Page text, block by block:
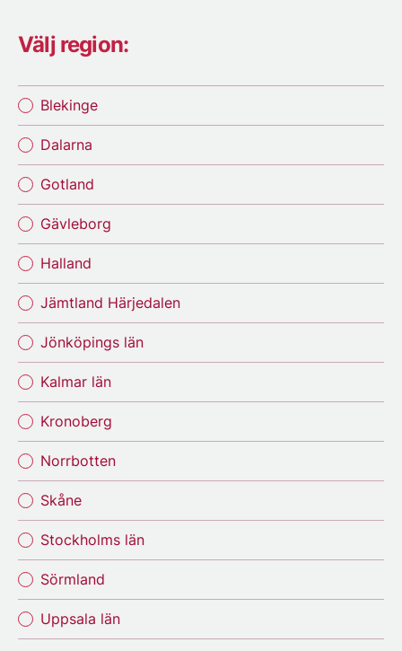
Välj region:
Blekinge
Dalarna
Gotland
Gävleborg
Halland
Jämtland Härjedalen
Jönköpings län
Kalmar län
Kronoberg
Norrbotten
Skåne
Stockholms län
Sörmland
Uppsala län